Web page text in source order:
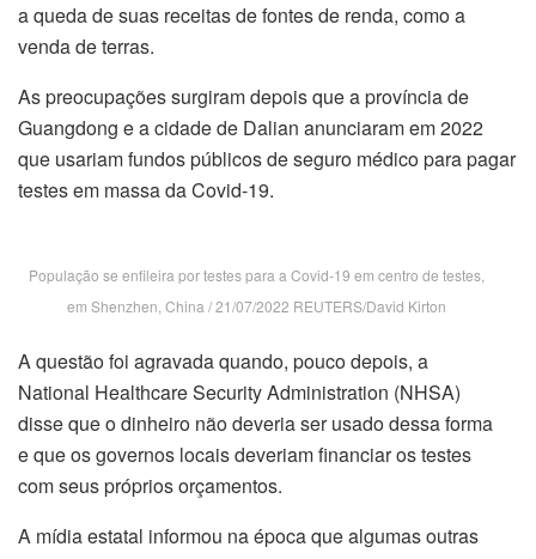
a queda de suas receitas de fontes de renda, como a
venda de terras.
As preocupações surgiram depois que a província de
Guangdong e a cidade de Dalian anunciaram em 2022
que usariam fundos públicos de seguro médico para pagar
testes em massa da Covid-19.
População se enfileira por testes para a Covid-19 em centro de testes,
em Shenzhen, China / 21/07/2022 REUTERS/David Kirton
A questão foi agravada quando, pouco depois, a
National Healthcare Security Administration (NHSA)
disse que o dinheiro não deveria ser usado dessa forma
e que os governos locais deveriam financiar os testes
com seus próprios orçamentos.
A mídia estatal informou na época que algumas outras